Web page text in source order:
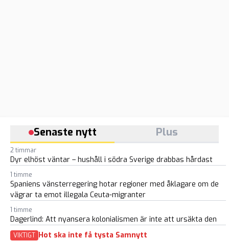
Senaste nytt Plus
2 timmar
Dyr elhöst väntar – hushåll i södra Sverige drabbas hårdast
1 timme
Spaniens vänsterregering hotar regioner med åklagare om de
vägrar ta emot illegala Ceuta-migranter
1 timme
Dagerlind: Att nyansera kolonialismen är inte att ursäkta den
VIKTIGT Hot ska inte få tysta Samnytt